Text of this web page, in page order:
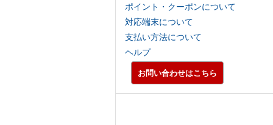
ポイント・クーポンについて
対応端末について
支払い方法について
ヘルプ
お問い合わせはこちら